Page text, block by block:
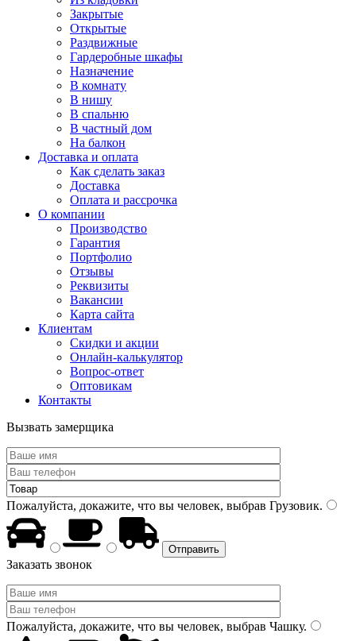
Закрытые
Открытые
Раздвижные
Гардеробные шкафы
Назначение
В комнату
В нишу
В спальню
В частный дом
На балкон
Доставка и оплата
Как сделать заказ
Доставка
Оплата и рассрочка
О компании
Производство
Гарантия
Портфолио
Отзывы
Реквизиты
Вакансии
Карта сайта
Клиентам
Скидки и акции
Онлайн-калькулятор
Вопрос-ответ
Оптовикам
Контакты
Вызвать замерщика
Пожалуйста, докажите, что вы человек, выбрав Грузовик.
Заказать звонок
Пожалуйста, докажите, что вы человек, выбрав Чашку.